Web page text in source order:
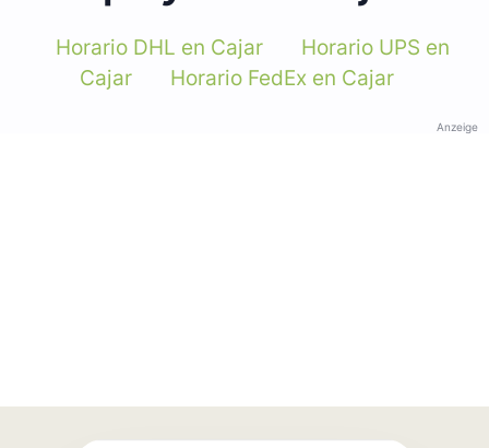
Horario DHL en Cajar
Horario UPS en
Cajar
Horario FedEx en Cajar
Anzeige